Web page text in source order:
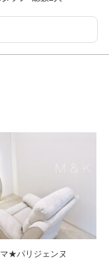
★パリジェンヌ